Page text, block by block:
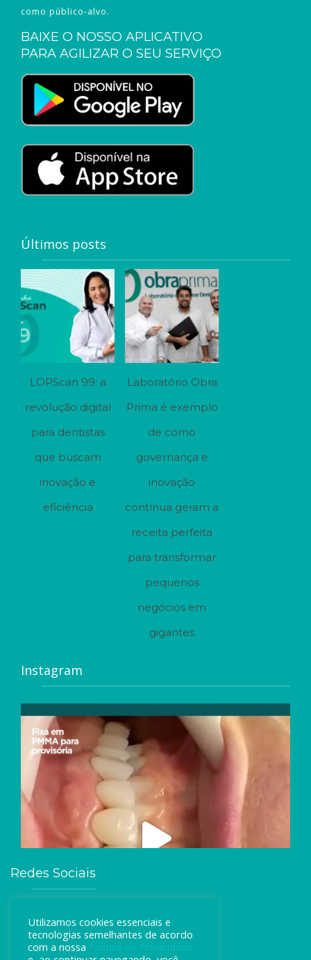
como público-alvo.
BAIXE O NOSSO APLICATIVO
PARA AGILIZAR O SEU SERVIÇO
Últimos posts
LOPScan 99: a
revolução digital
para dentistas
que buscam
inovação e
eficiência
Laboratório Obra
Prima é exemplo
de como
governança e
inovação
contínua geram a
receita perfeita
para transformar
pequenos
negócios em
gigantes
Instagram
Redes Sociais
Utilizamos cookies essenciais e
tecnologias semelhantes de acordo
com a nossa